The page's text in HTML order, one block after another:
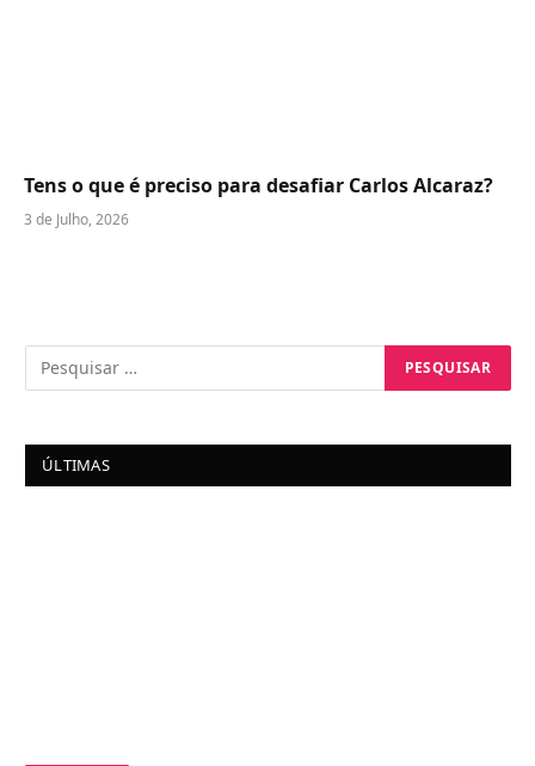
Tens o que é preciso para desafiar Carlos Alcaraz?
3 de Julho, 2026
ÚLTIMAS